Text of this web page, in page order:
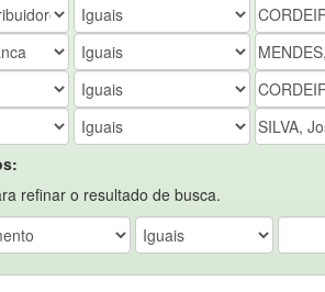
refinar o resultado de busca.